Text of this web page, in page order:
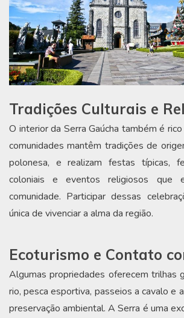
Tradições Culturais e
O interior da Serra Gaúcha também é
comunidades mantêm tradições de
polonesa, e realizam festas típicas,
coloniais e eventos religiosos que
comunidade. Participar dessas
única de vivenciar a alma da região.
Ecoturismo e Contato
Algumas propriedades oferecem trilhas
rio, pesca esportiva, passeios a cavalo e
preservação ambiental. A Serra é uma